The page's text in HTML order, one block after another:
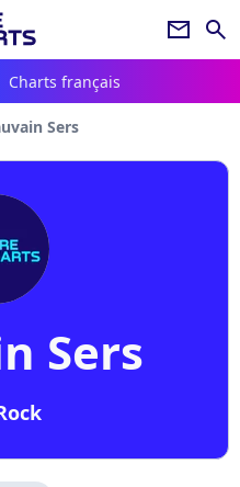
newsletter search
Charts français
Sers
Sers